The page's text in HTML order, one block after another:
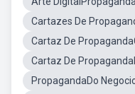
Cartazes De
Cartaz De
Cartaz De
PropagandaDo